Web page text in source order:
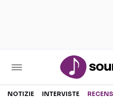
Sezioni
NOTIZIE INTERVISTE